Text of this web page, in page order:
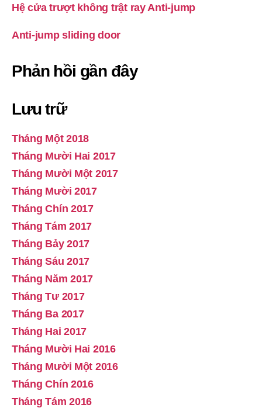
Hệ cửa trượt không trật ray Anti-jump
Anti-jump sliding door
Phản hồi gần đây
Lưu trữ
Tháng Một 2018
Tháng Mười Hai 2017
Tháng Mười Một 2017
Tháng Mười 2017
Tháng Chín 2017
Tháng Tám 2017
Tháng Bảy 2017
Tháng Sáu 2017
Tháng Năm 2017
Tháng Tư 2017
Tháng Ba 2017
Tháng Hai 2017
Tháng Mười Hai 2016
Tháng Mười Một 2016
Tháng Chín 2016
Tháng Tám 2016